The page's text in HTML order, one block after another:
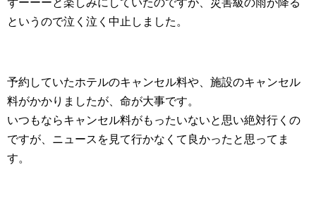
ずーーーと楽しみにしていたのですが、災害級の雨が降る
というので泣く泣く中止しました。
予約していたホテルのキャンセル料や、施設のキャンセル
料がかかりましたが、命が大事です。
いつもならキャンセル料がもったいないと思い絶対行くの
ですが、ニュースを見て行かなくて良かったと思ってま
す。